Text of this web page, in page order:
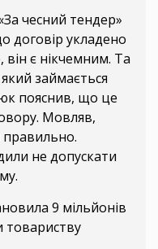
чесний тендер»
договір укладено
є нікчемним. Та
займається
пояснив, що це
Мовляв,
правильно.
не допускати
9 мільйонів
товариству